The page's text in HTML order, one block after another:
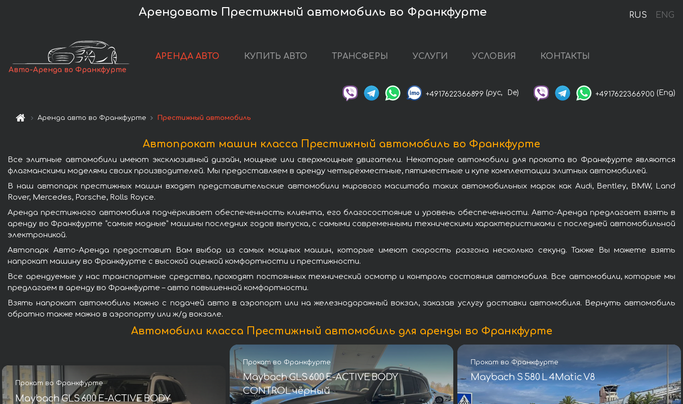
RUS ENG
Арендовать Престижный автомобиль во Франкфурте
Авто-Аренда во Франкфурте
АРЕНДА АВТО КУПИТЬ АВТО ТРАНСФЕРЫ УСЛУГИ УСЛОВИЯ КОНТАКТЫ
+4917622366899 (рус, De) +4917622366900 (Eng)
Аренда авто во Франкфурте Престижный автомобиль
Автопрокат машин класса Престижный автомобиль во Франкфурте
Все элитные автомобили имеют эксклюзивный дизайн, мощные или сверхмощные двигатели. Некоторые автомобили для проката во Франкфурте являются
флагманскими моделями своих производителей. Мы предоставляем в аренду четырёхместные, пятиместные и купе комплектации элитных автомобилей.
В наш автопарк престижных машин входят представительские автомобили мирового масштаба таких автомобильных марок как Audi, Bentley, BMW, Land
Rover, Mercedes, Porsche, Rolls Royce.
Аренда престижного автомобиля подчёркивает обеспеченность клиента, его благосостояние и уровень обеспеченности. Авто-Аренда предлагает взять в
аренду во Франкфурте “самые модные” машины последних годов выпуска, с самыми современными техническими характеристиками с последней автомобильной
электроникой.
Автопарк Авто-Аренда предоставит Вам выбор из самых мощных машин, которые имеют скорость разгона несколько секунд. Также Вы можете взять
напрокат машину во Франкфурте с высокой оценкой комфортности и престижности.
Все арендуемые у нас транспортные средства, проходят постоянных технический осмотр и контроль состояния автомобиля. Все автомобили, которые мы
предлагаем в аренду во Франкфурте – авто повышенной комфортности.
Взять напрокат автомобиль можно с подачей авто в аэропорт или на железнодорожный вокзал, заказав услугу доставки автомобиля. Вернуть автомобиль
обратно также можно в аэропорту или ж/д вокзале.
Автомобили класса Престижный автомобиль для аренды во Франкфурте
Прокат во Франкфурте
Maybach GLS 600 E-ACTIVE BODY
Прокат во Франкфурте
Maybach GLS 600 E-ACTIVE BODY
CONTROL чёрный
Прокат во Франкфурте
Maybach S 580 L 4Matic V8